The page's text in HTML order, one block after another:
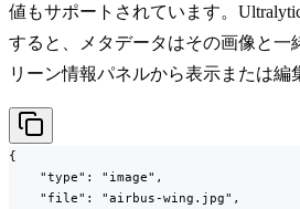
値もサポートされています。
すると、メタデータはその画像と一
リーン情報パネルから表示または編
{
    "type": "image",
    "file": "airbus-wing.jpg",